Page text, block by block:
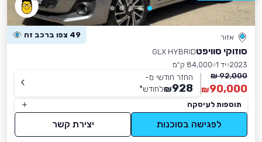
אזור 49 צפו ברכב זה
סוזוקי סוויפטGLX HYBRID
2023 יד 1
84,000 ק״מ
92,000 ₪
90,000
₪
החזר חודשי מ-
928
₪לחודש*
תוספות לעיסקה
לפגישה בסוכנות יצירת קשר